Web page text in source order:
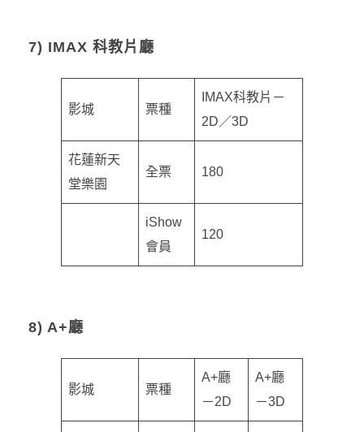
7) IMAX 科教片廳
影城 票種
IMAX科教片－
2D／3D
花蓮新天
堂樂園
全票 180
iShow
會員
120
8) A+廳
影城 票種
A+廳
－2D
A+廳
－3D